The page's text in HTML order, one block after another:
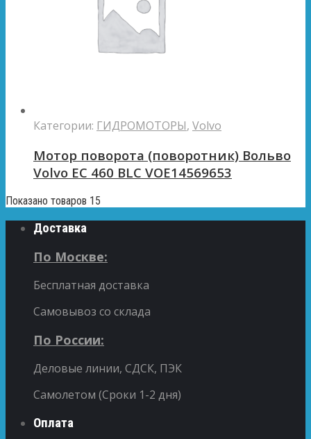
Категории: ГИДРОМОТОРЫ, Volvo
Мотор поворота (поворотник) Вольво
Volvo EC 460 BLC VOE14569653
Показано товаров 15
Доставка
По Москве:
Бесплатная доставка
Самовывоз со склада
По России:
Деловые линии, СДСК, ПЭК
Самолетом (Сроки 1-2 дня)
Оплата